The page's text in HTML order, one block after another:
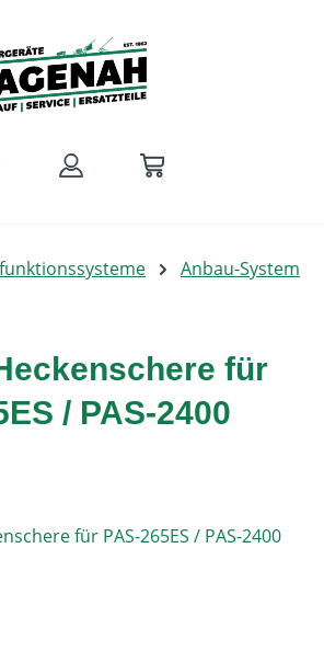
Anbau-System
für
/ PAS-2400